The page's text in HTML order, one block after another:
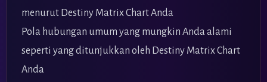
menurut Destiny Matrix Chart Anda
Pola hubungan umum yang mungkin Anda alami
seperti yang ditunjukkan oleh Destiny Matrix Chart
Anda